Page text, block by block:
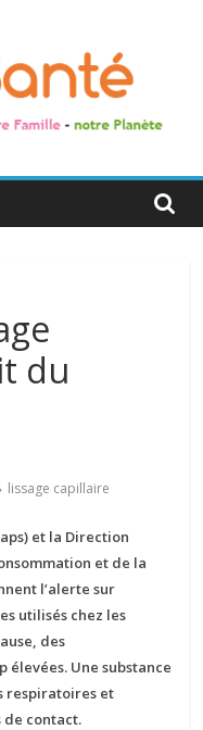
du
lissage capillaire
et la Direction
et de la
l’alerte sur
utilisés chez les
des
Une substance
respiratoires et
de contact.